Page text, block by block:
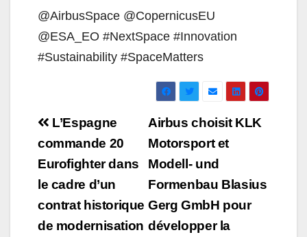
@AirbusSpace @CopernicusEU
@ESA_EO #NextSpace #Innovation
#Sustainability #SpaceMatters
Navigation
de
l’article
Airbus choisit KLK
Motorsport et
Modell- und
Formenbau Blasius
Gerg GmbH pour
développer la
L’Espagne
commande 20
Eurofighter dans
le cadre d’un
contrat historique
de modernisation